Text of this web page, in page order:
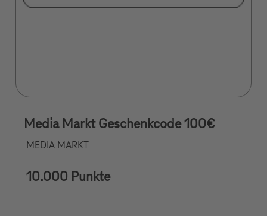
Media Markt Geschenkcode 100€
MEDIA MARKT
10.000 Punkte